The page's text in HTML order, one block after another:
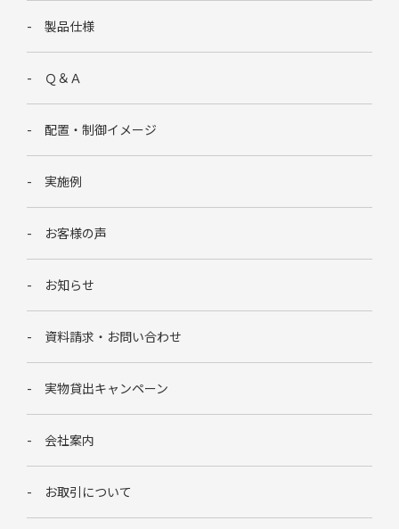
製品仕様
Ｑ＆Ａ
配置・制御イメージ
実施例
お客様の声
お知らせ
資料請求・お問い合わせ
実物貸出キャンペーン
会社案内
お取引について